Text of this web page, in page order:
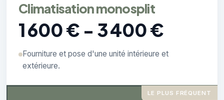
Climatisation monosplit
1 600 € - 3 400 €
Fourniture et pose d'une unité intérieure et
extérieure.
LE PLUS FRÉQUENT